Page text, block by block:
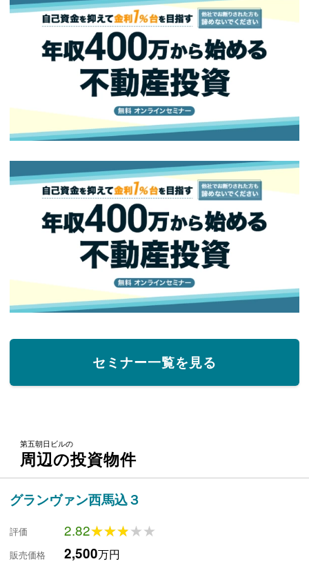
セミナー一覧を見る
第五朝日ビルの
周辺の投資物件
グランヴァン西馬込３
評価 2.82★★★★★
★★★★★
販売価格 2,500万円